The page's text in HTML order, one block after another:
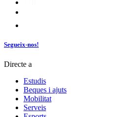
Segueix-nos!
Directe a
Estudis
Beques i ajuts
Mobilitat
Serveis